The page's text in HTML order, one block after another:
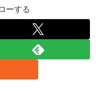
ーする